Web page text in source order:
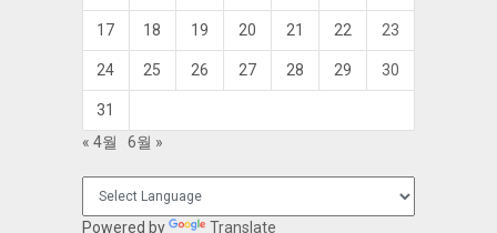
17 18 19 20 21 22 23
24 25 26 27 28 29 30
31
« 4월
6월 »
Powered by Translate